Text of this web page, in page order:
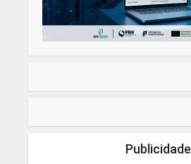
Publicidade